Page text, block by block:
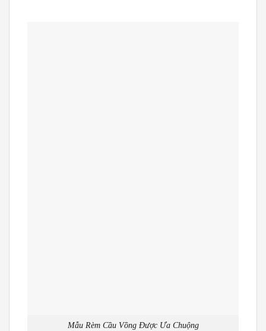
Mẫu Rèm Cầu Vồng Được Ưa Chuộng